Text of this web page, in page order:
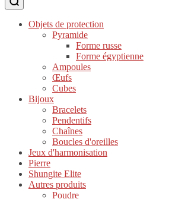
Objets de protection
Pyramide
Forme russe
Forme égyptienne
Ampoules
Œufs
Cubes
Bijoux
Bracelets
Pendentifs
Chaînes
Boucles d'oreilles
Jeux d'harmonisation
Pierre
Shungite Elite
Autres produits
Poudre